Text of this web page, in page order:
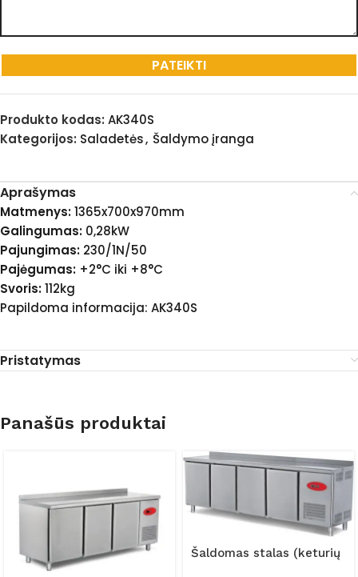
Produkto kodas: AK340S
Kategorijos: Saladetės, Šaldymo įranga
Aprašymas
Matmenys:1365x700x970mm
Galingumas: 0,28kW
Pajungimas: 230/1N/50
Pajėgumas: +2°C iki +8°C
Svoris:112kg
Papildoma informacija: AK340S
Pristatymas
Panašūs produktai
Šaldomas stalas (keturių